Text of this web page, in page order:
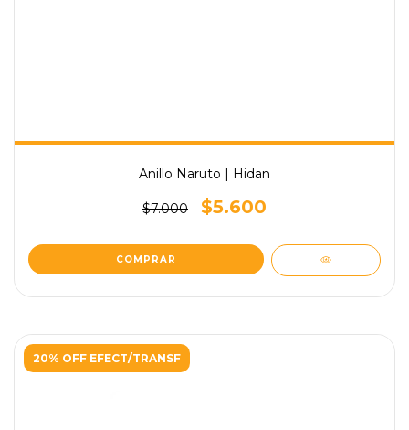
Anillo Naruto | Hidan
$7.000 $5.600
COMPRAR
20% OFF EFECT/TRANSF